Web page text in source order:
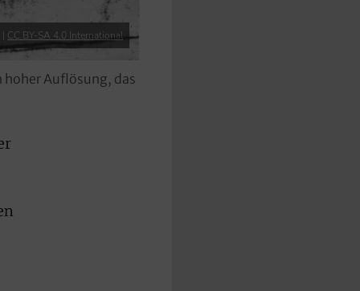
| CC BY-SA 4.0 International
hoher Auflösung, das